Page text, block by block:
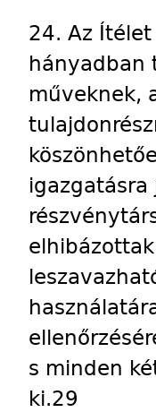
24. Az
hányadban
műveknek,
s minden
ki.29